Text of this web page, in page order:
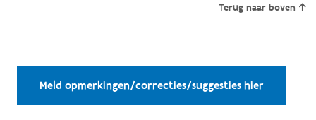
Terug naar boven
Meld opmerkingen/correcties/suggesties hier